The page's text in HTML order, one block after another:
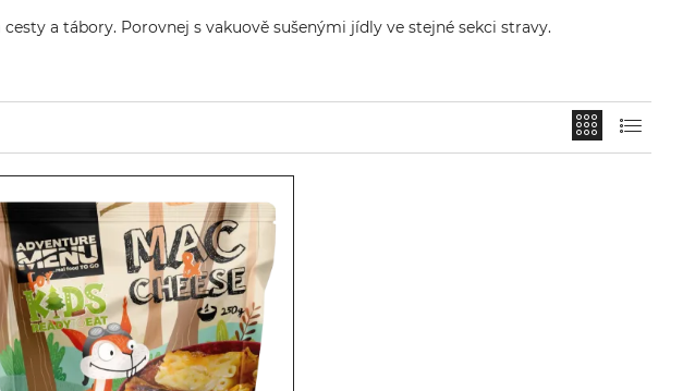
a tábory. Porovnej s vakuově sušenými jídly ve stejné sekci stravy.